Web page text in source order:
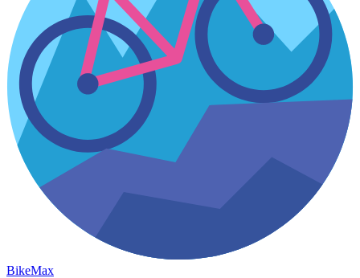
BikeMax